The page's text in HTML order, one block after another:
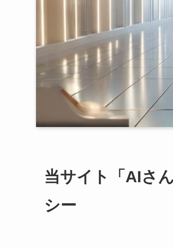
当サイト「AIさ
シー